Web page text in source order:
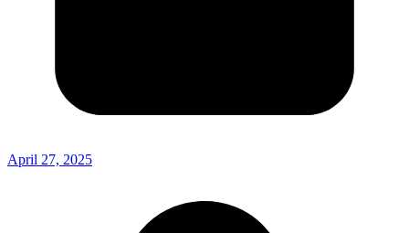
April 27, 2025